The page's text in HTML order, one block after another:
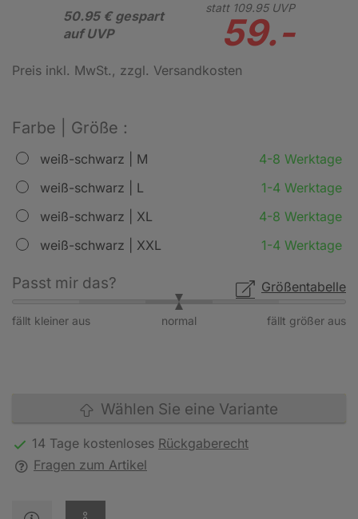
50.95 € gespart
auf UVP
statt 109.95UVP
59.-
Preis inkl. MwSt., zzgl. Versandkosten
Farbe | Größe :
weiß-schwarz | M
4-8 Werktage
weiß-schwarz | L
1-4 Werktage
weiß-schwarz | XL
4-8 Werktage
weiß-schwarz | XXL
1-4 Werktage
Größentabelle
Passt mir das?
fällt kleiner aus fällt größer aus
normal
Wählen Sie eine Variante
14 Tage kostenloses Rückgaberecht
Fragen zum Artikel